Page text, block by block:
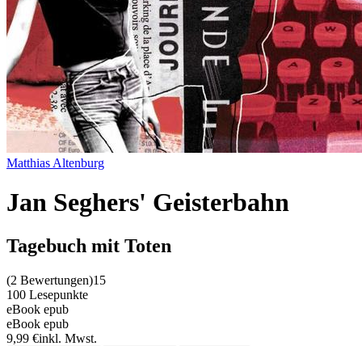
Matthias Altenburg
Jan Seghers' Geisterbahn
Tagebuch mit Toten
(2 Bewertungen)15
100 Lesepunkte
eBook epub
eBook epub
9,99 €inkl. Mwst.